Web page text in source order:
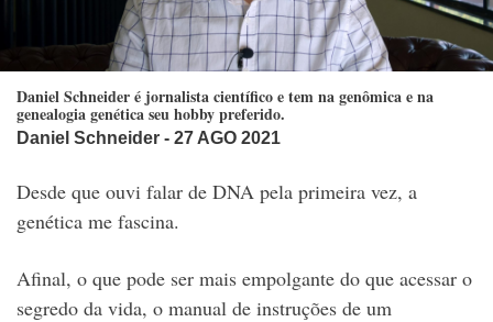
Daniel Schneider é jornalista científico e tem na genômica e na
genealogia genética seu hobby preferido.
Daniel Schneider - 27 AGO 2021
Desde que ouvi falar de DNA pela primeira vez, a
genética me fascina.
Afinal, o que pode ser mais empolgante do que acessar o
segredo da vida, o manual de instruções de um